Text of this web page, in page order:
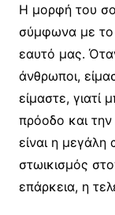
Η μορφή του
σύμφωνα με το
εαυτό μας.
άνθρωποι,
είμαστε, γιατί
πρόοδο και
είναι η μεγάλη
στωικισμός
επάρκεια, η